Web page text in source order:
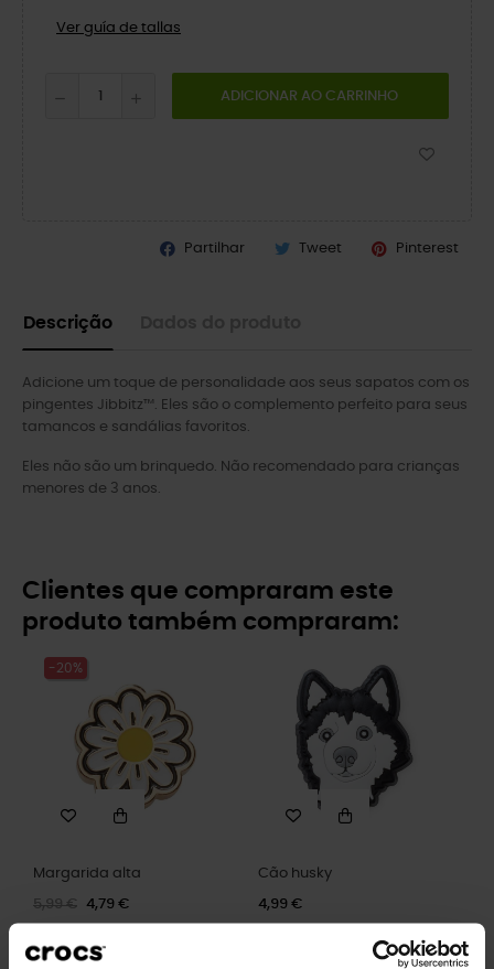
Ver guía de tallas
ADICIONAR AO CARRINHO
Partilhar Tweet Pinterest
Descrição
Adicione um toque de personalidade aos seus sapatos com os
pingentes Jibbitz™. Eles são o complemento perfeito para seus
tamancos e sandálias favoritos.
Eles não são um brinquedo. Não recomendado para crianças
menores de 3 anos.
Clientes que compraram este
produto também compraram:
-20%
Margarida alta
5,99 € 4,79 €
Cão husky
4,99 €